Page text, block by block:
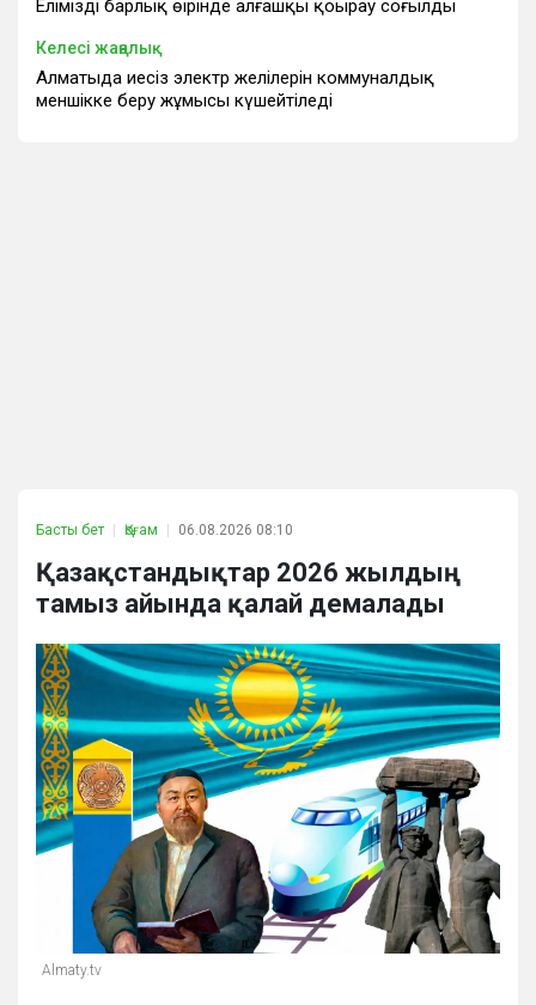
Еліміздің барлық өңірінде алғашқы қоңырау соғылды
Келесі жаңалық
Алматыда иесіз электр желілерін коммуналдық
меншікке беру жұмысы күшейтіледі
Басты бет Қоғам 06.08.2026 08:10
Қазақстандықтар 2026 жылдың
тамыз айында қалай демалады
Almaty.tv